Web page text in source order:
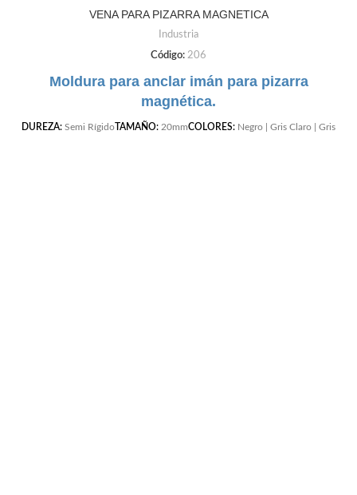
VENA PARA PIZARRA MAGNETICA
Industria
Código: 206
Moldura para anclar imán para pizarra
magnética.
DUREZA: Semi RígidoTAMAÑO: 20mmCOLORES: Negro | Gris Claro | Gris